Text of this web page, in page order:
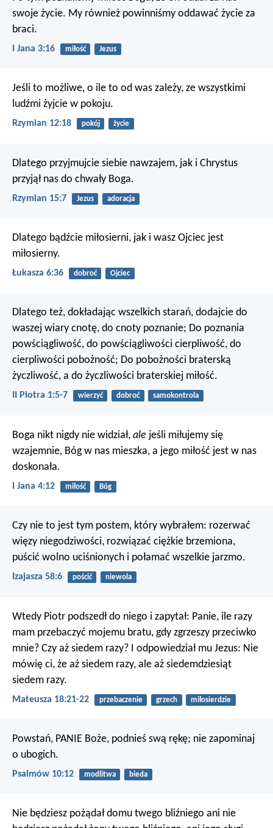
swoje życie. My również powinniśmy oddawać życie za
braci.
I Jana 3:16 miłość Jezus
Jeśli to możliwe, o ile to od was zależy, ze wszystkimi
ludźmi żyjcie w pokoju.
Rzymian 12:18 pokój życie
Dlatego przyjmujcie siebie nawzajem, jak i Chrystus
przyjął nas do chwały Boga.
Rzymian 15:7 Jezus adoracja
Dlatego bądźcie miłosierni, jak i wasz Ojciec jest
miłosierny.
Łukasza 6:36 dobroć Ojciec
Dlatego też, dokładając wszelkich starań, dodajcie do
waszej wiary cnotę, do cnoty poznanie; Do poznania
powściągliwość, do powściągliwości cierpliwość, do
cierpliwości pobożność; Do pobożności braterską
życzliwość, a do życzliwości braterskiej miłość.
II Piotra 1:5-7 wierzyć dobroć samokontrola
Boga nikt nigdy nie widział, ale jeśli miłujemy się
wzajemnie, Bóg w nas mieszka, a jego miłość jest w nas
doskonała.
I Jana 4:12 miłość Bóg
Czy nie to jest tym postem, który wybrałem: rozerwać
więzy niegodziwości, rozwiązać ciężkie brzemiona,
puścić wolno uciśnionych i połamać wszelkie jarzmo.
Izajasza 58:6 pościć niewola
Wtedy Piotr podszedł do niego i zapytał: Panie, ile razy
mam przebaczyć mojemu bratu, gdy zgrzeszy przeciwko
mnie? Czy aż siedem razy? I odpowiedział mu Jezus: Nie
mówię ci, że aż siedem razy, ale aż siedemdziesiąt
siedem razy.
Mateusza 18:21-22 przebaczenie grzech miłosierdzie
Powstań, PANIE Boże, podnieś swą rękę; nie zapominaj
o ubogich.
Psalmów 10:12 modlitwa bieda
Nie będziesz pożądał domu twego bliźniego ani nie